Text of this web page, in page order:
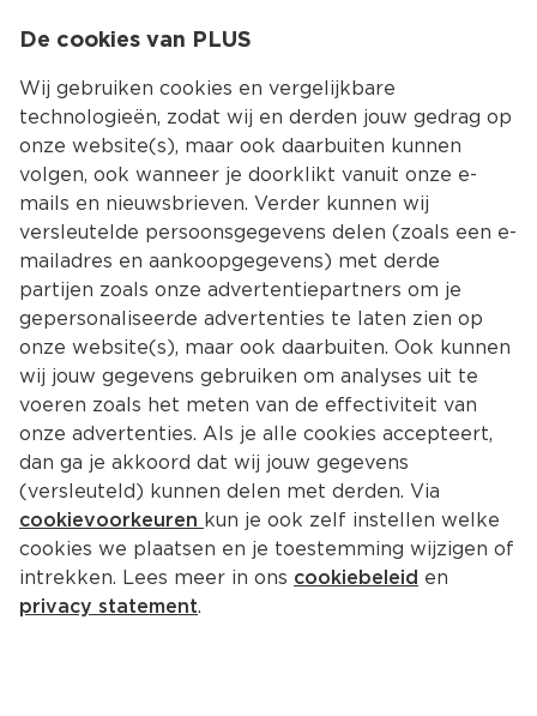
Kies jouw
Terug Producten
Bleijlevens Strassbourger pastei
125 gram  (kilo €21.58)
De cookies van PLUS
Wij gebruiken cookies en vergelijkbare
technologieën, zodat wij en derden jouw gedrag op
onze website(s), maar ook daarbuiten kunnen
volgen, ook wanneer je doorklikt vanuit onze e-
mails en nieuwsbrieven. Verder kunnen wij
versleutelde persoonsgegevens delen (zoals een e-
mailadres en aankoopgegevens) met derde
partijen zoals onze advertentiepartners om je
gepersonaliseerde advertenties te laten zien op
onze website(s), maar ook daarbuiten. Ook kunnen
wij jouw gegevens gebruiken om analyses uit te
voeren zoals het meten van de effectiviteit van
onze advertenties. Als je alle cookies accepteert,
dan ga je akkoord dat wij jouw gegevens
(versleuteld) kunnen delen met derden. Via
cookievoorkeuren kun je ook zelf instellen welke
cookies we plaatsen en je toestemming wijzigen of
intrekken. Lees meer in ons cookiebeleid en
privacy statement.